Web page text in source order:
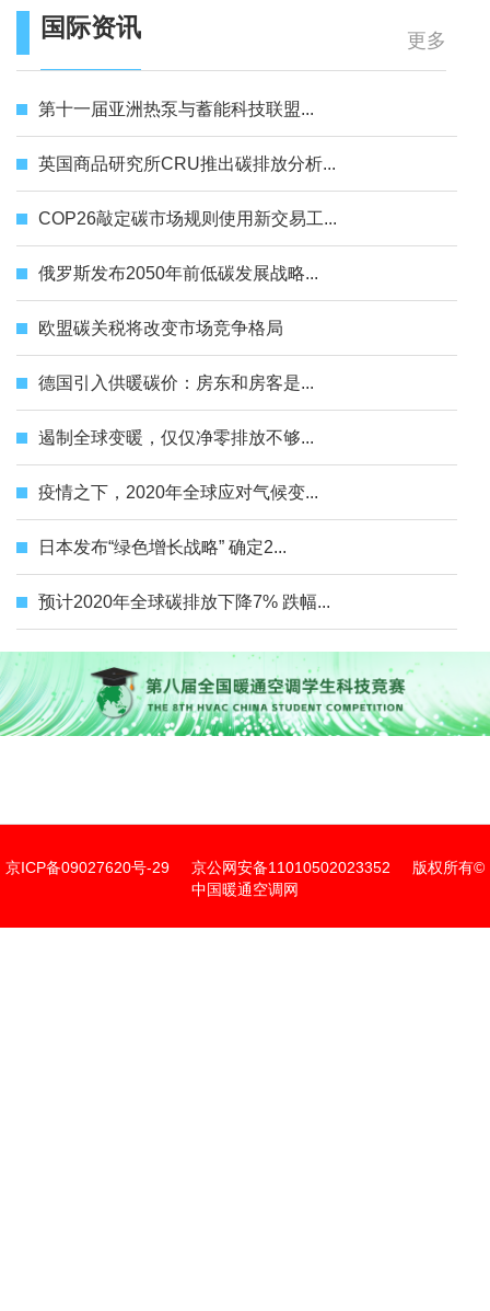
国际资讯 更多
第十一届亚洲热泵与蓄能科技联盟...
英国商品研究所CRU推出碳排放分析...
COP26敲定碳市场规则使用新交易工...
俄罗斯发布2050年前低碳发展战略...
欧盟碳关税将改变市场竞争格局
德国引入供暖碳价：房东和房客是...
遏制全球变暖，仅仅净零排放不够...
疫情之下，2020年全球应对气候变...
日本发布“绿色增长战略” 确定2...
预计2020年全球碳排放下降7% 跌幅...
京ICP备09027620号-29 京公网安备11010502023352 版权所有©
中国暖通空调网